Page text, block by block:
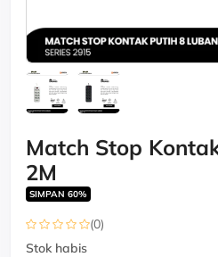
Match Stop
2M
SIMPAN 60%
(0)
Stok habis